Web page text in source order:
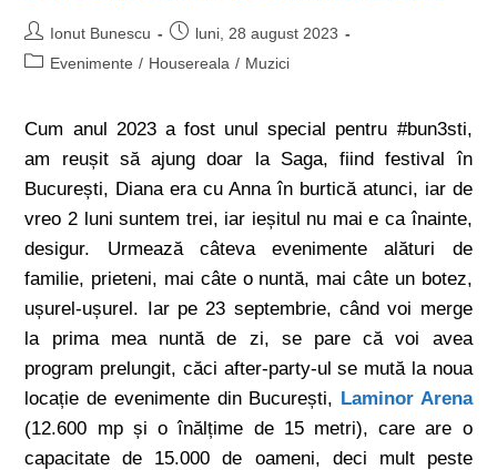
Ionut Bunescu
luni, 28 august 2023
Evenimente / Housereala / Muzici
Cum anul 2023 a fost unul special pentru #bun3sti,
am reușit să ajung doar la Saga, fiind festival în
București, Diana era cu Anna în burtică atunci, iar de
vreo 2 luni suntem trei, iar ieșitul nu mai e ca înainte,
desigur. Urmează câteva evenimente alături de
familie, prieteni, mai câte o nuntă, mai câte un botez,
ușurel-ușurel. Iar pe 23 septembrie, când voi merge
la prima mea nuntă de zi, se pare că voi avea
program prelungit, căci after-party-ul se mută la noua
locație de evenimente din București, Laminor Arena
(12.600 mp și o înălțime de 15 metri), care are o
capacitate de 15.000 de oameni, deci mult peste